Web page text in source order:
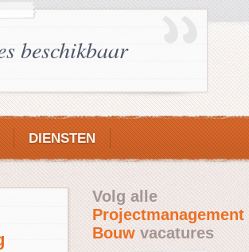
beschikbaar
DIENSTEN
Volg alle
Projectmanagement
Bouwvacatures